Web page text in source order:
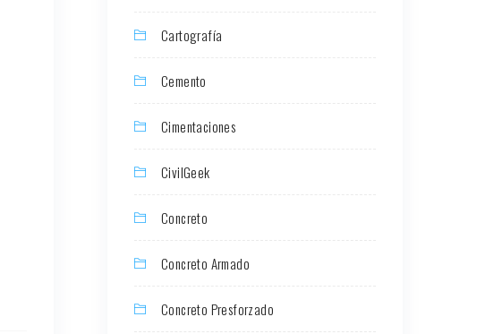
Cartografía
Cemento
Cimentaciones
CivilGeek
Concreto
Concreto Armado
Concreto Presforzado